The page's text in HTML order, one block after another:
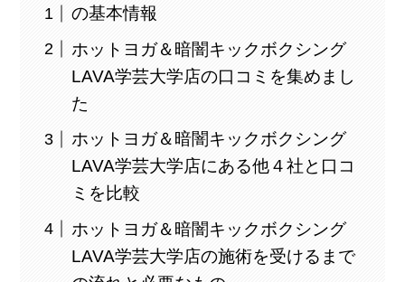
の基本情報
ホットヨガ＆暗闇キックボクシング
LAVA学芸大学店の口コミを集めまし
た
ホットヨガ＆暗闇キックボクシング
LAVA学芸大学店にある他４社と口コ
ミを比較
ホットヨガ＆暗闇キックボクシング
LAVA学芸大学店の施術を受けるまで